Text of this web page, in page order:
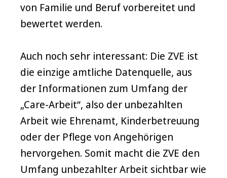
von Familie und Beruf vorbereitet und
bewertet werden.
Auch noch sehr interessant: Die ZVE ist
die einzige amtliche Datenquelle, aus
der Informationen zum Umfang der
„Care-Arbeit“, also der unbezahlten
Arbeit wie Ehrenamt, Kinderbetreuung
oder der Pflege von Angehörigen
hervorgehen. Somit macht die ZVE den
Umfang unbezahlter Arbeit sichtbar wie